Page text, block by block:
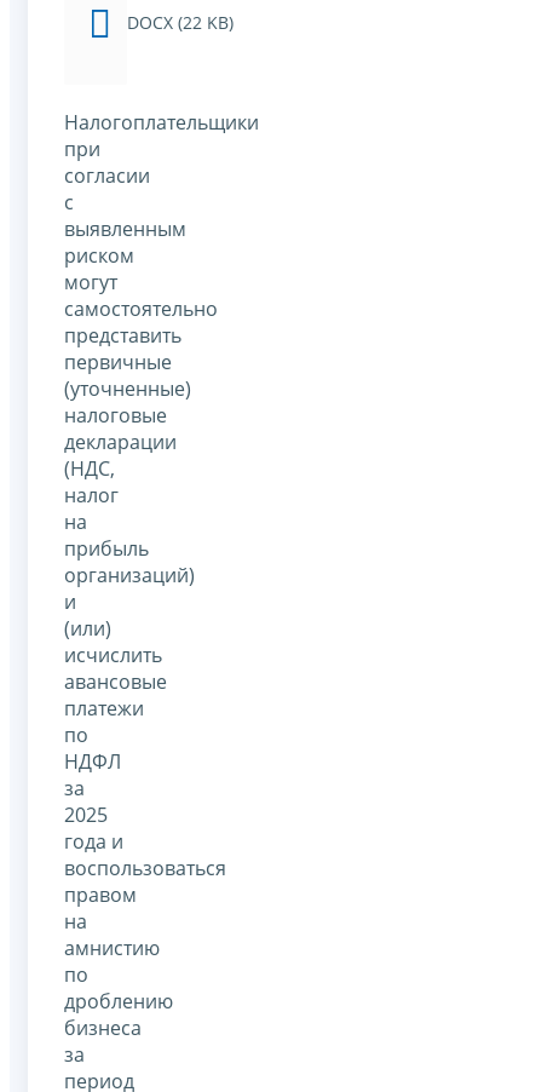
DOCX (22 KB)
Налогоплательщики
при
согласии
с
выявленным
риском
могут
самостоятельно
представить
первичные
(уточненные)
налоговые
декларации
(НДС,
налог
на
прибыль
организаций)
и
(или)
исчислить
авансовые
платежи
по
НДФЛ
за
2025
года и
воспользоваться
правом
на
амнистию
по
дроблению
бизнеса
за
период